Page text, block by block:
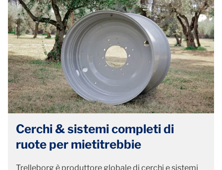
Cerchi & sistemi completi di
ruote per mietitrebbie
Trelleborg è produttore globale di cerchi e sistemi